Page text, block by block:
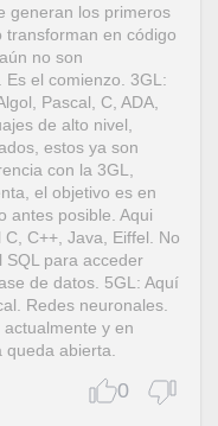
generan los primeros
transforman en código
no son
el comienzo. 3GL:
Pascal, C, ADA,
de alto nivel,
estos ya son
con la 3GL,
el objetivo es en
antes posible. Aqui
C++, Java, Eiffel. No
para acceder
de datos. 5GL: Aquí
Redes neuronales.
y en
abierta.
0